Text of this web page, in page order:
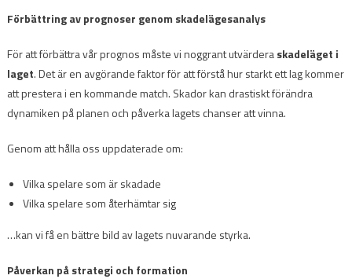
Förbättring av prognoser genom skadelägesanalys
För att förbättra vår prognos måste vi noggrant utvärderaskadeläget i
laget. Det är en avgörande faktor för att förstå hur starkt ett lag kommer
att prestera i en kommande match. Skador kan drastiskt förändra
dynamiken på planen och påverka lagets chanser att vinna.
Genom att hålla oss uppdaterade om:
Vilka spelare som är skadade
Vilka spelare som återhämtar sig
…kan vi få en bättre bild av lagets nuvarande styrka.
Påverkan på strategi och formation